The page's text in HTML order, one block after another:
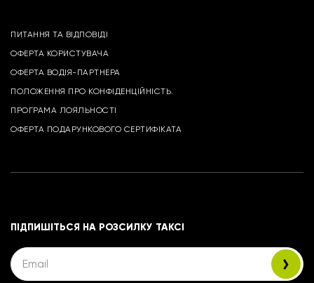
ПИТАННЯ ТА ВІДПОВІДІ
ОФЕРТА КОРИСТУВАЧА
ОФЕРТА ВОДІЯ-ПАРТНЕРА
ПОЛОЖЕННЯ ПРО КОНФІДЕНЦІЙНІСТЬ.
ПРОГРАМА ЛОЯЛЬНОСТІ
ОФЕРТА ПОДАРУНКОВОГО СЕРТИФІКАТА
ПІДПИШІТЬСЯ НА РОЗСИЛКУ ТАКСІ